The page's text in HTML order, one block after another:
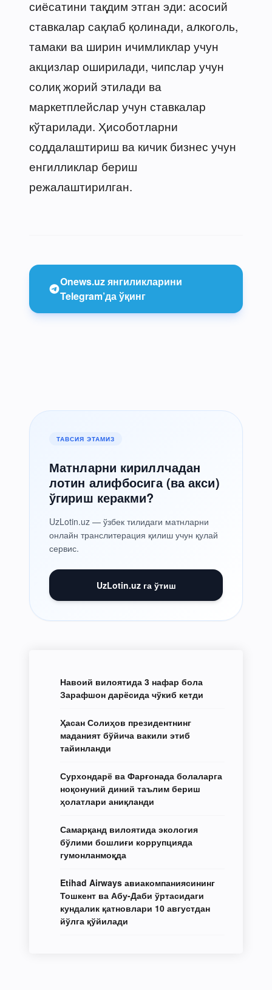
сиёсатини тақдим этган эди: асосий
ставкалар сақлаб қолинади, алкоголь,
тамаки ва ширин ичимликлар учун
акцизлар оширилади, чипслар учун
солиқ жорий этилади ва
маркетплейслар учун ставкалар
кўтарилади. Ҳисоботларни
соддалаштириш ва кичик бизнес учун
енгилликлар бериш
режалаштирилган.
Onews.uz янгиликларини
Telegram’да ўқинг
ТАВСИЯ ЭТАМИЗ
Матнларни кириллчадан
лотин алифбосига (ва акси)
ўгириш керакми?
UzLotin.uz — ўзбек тилидаги матнларни
онлайн транслитерация қилиш учун қулай
сервис.
UzLotin.uz га ўтиш
Навоий вилоятида 3 нафар бола
Зарафшон дарёсида чўкиб кетди
Ҳасан Солиҳов президентнинг
маданият бўйича вакили этиб
тайинланди
Сурхондарё ва Фарғонада болаларга
ноқонуний диний таълим бериш
ҳолатлари аниқланди
Самарқанд вилоятида экология
бўлими бошлиғи коррупцияда
гумонланмоқда
Etihad Airways авиакомпаниясининг
Тошкент ва Абу-Даби ўртасидаги
кундалик қатновлари 10 августдан
йўлга қўйилади